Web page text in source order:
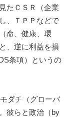
たＣＳＲ（企業
、ＴＰＰなどで
命、健康、環
、逆に利益を損
条項）というの
ダチ（グローバ
彼らと政治（by